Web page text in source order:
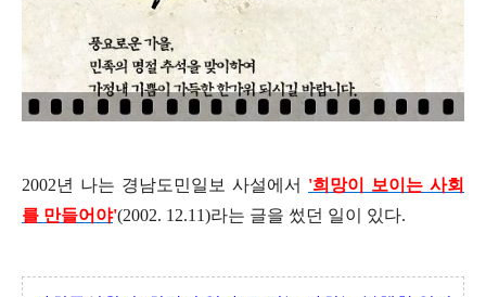
2002년 나는 경남도민일보 사설에서 '희망이 보이는 사회
를 만들어야'(2002. 12.11)라는 글을 썼던 일이 있다.